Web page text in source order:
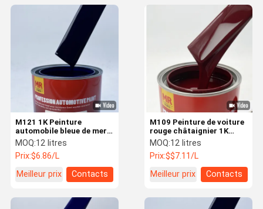
M109 Peinture de voiture
rouge châtaignier 1K
Peinture de couleur de
voiture en résine
acrylique personnalisée
MOQ:12 litres
Prix:$$7.11/L
Meilleur prix
Contacts
M121 1K Peinture
automobile bleue de mer
Aquamarin Peinture
automobile haute dureté
métallique
MOQ:12 litres
Prix:$6.86/L
Meilleur prix
Contacts